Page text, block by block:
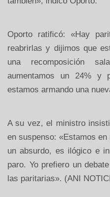
Oporto ratificó: «Hay
reabrirlas y dijimos que
una recomposición
aumentamos un 24% y
estamos armando una
A su vez, el ministro
en suspenso: «Estamos
un absurdo, es ilógico e
paro. Yo prefiero un
las paritarias». (ANI